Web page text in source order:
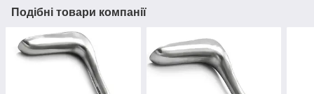
Подібні товари компанії